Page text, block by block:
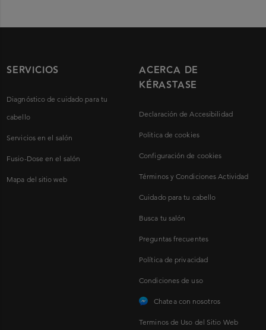
SERVICIOS
Diagnóstico de cuidado para tu
cabello
Servicios en el salón
Fusio-Dose en el salón
Mapa del sitio web
ACERCA DE
KÉRASTASE
Declaración de Accesibilidad
Politica de cookies
Configuración de cookies
Términos y Condiciones Actividad
Cuidado para tu cabello
Busca tu salón
Preguntas frecuentes
Política de privacidad
Condiciones de uso
Chatea con nosotros
Terminos de Uso del Sitio Web